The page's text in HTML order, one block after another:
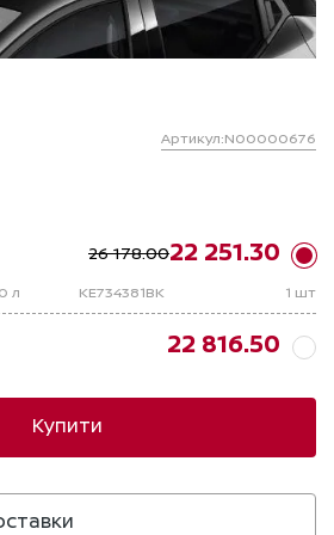
Артикул:N00000676
26 178.0022 251.30
л KE734381BK 1 шт
22 816.50
Купити